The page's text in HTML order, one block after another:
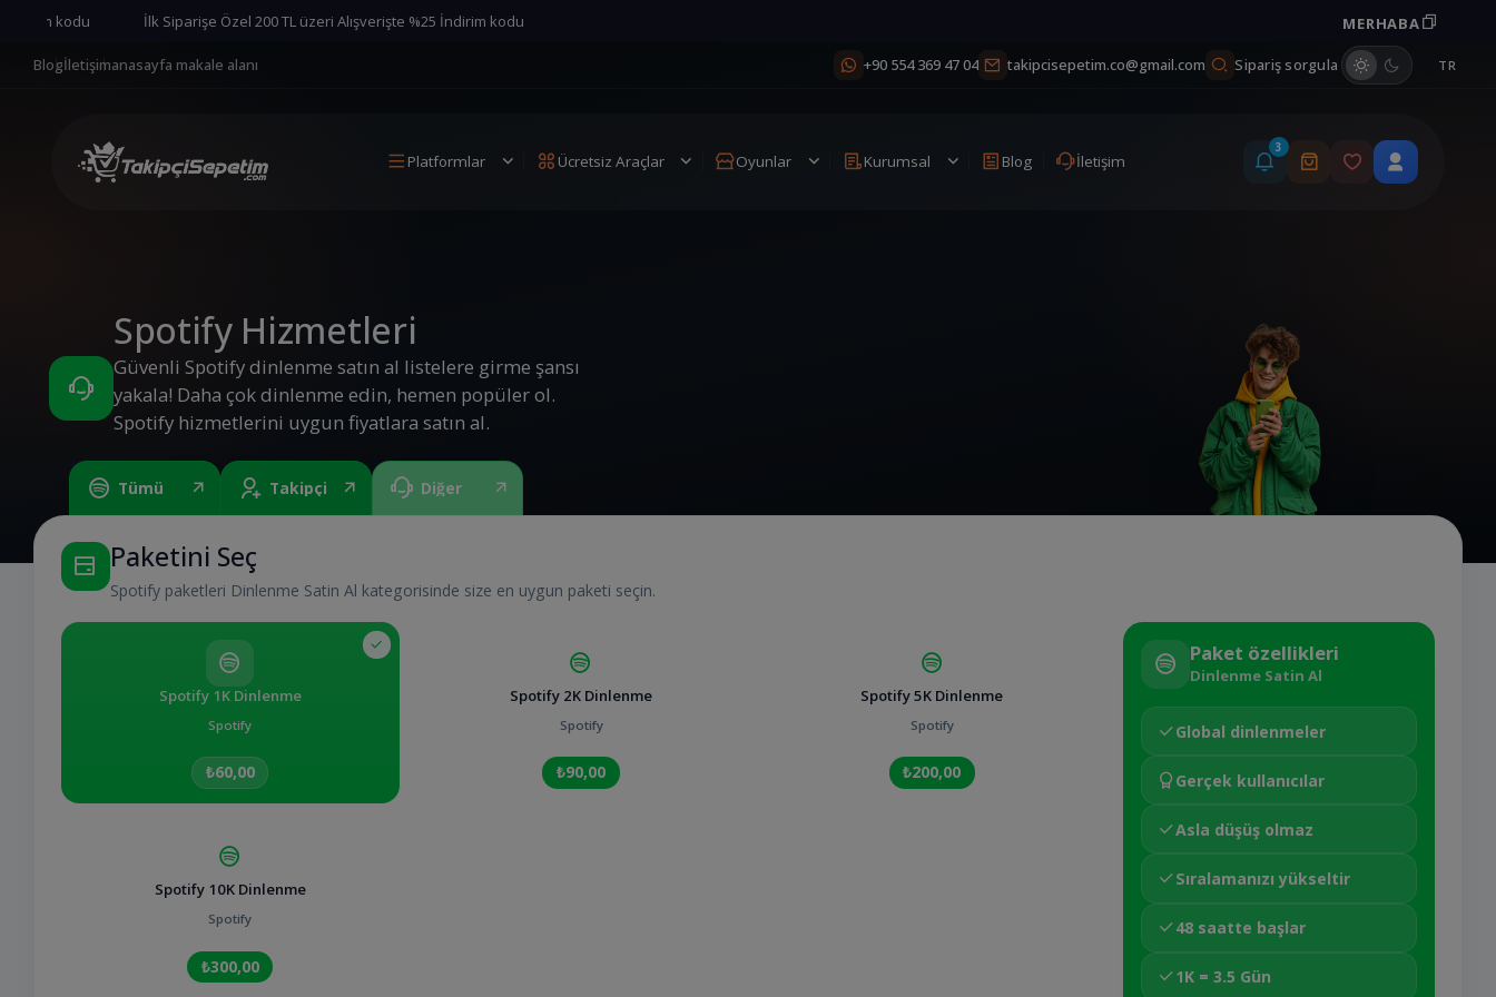
kodu İlk Siparişe Özel 200 TL üzeri Alışverişte %25 İndirim kodu MERHABA
Kuponu kopyala
Blogİletişimanasayfa makale alanı +90 554 369 47 04 takipcisepetim.co@gmail.com Sipariş sorgula TR
Platformlar Ücretsiz Araçlar Oyunlar Kurumsal Blog İletişim
3
Spotify Hizmetleri
Güvenli Spotify dinlenme satın al listelere girme şansı
yakala! Daha çok dinlenme edin, hemen popüler ol.
Spotify hizmetlerini uygun fiyatlara satın al.
Tümü Takipçi Diğer
Paketini Seç
Spotify paketleri Dinlenme Satin Al kategorisinde size en uygun paketi seçin.
Spotify 1K Dinlenme
Spotify
₺60,00
Spotify 2K Dinlenme
Spotify
₺90,00
Spotify 5K Dinlenme
Spotify
₺200,00
Spotify 10K Dinlenme
Spotify
₺300,00
Paket özellikleri
Dinlenme Satin Al
Global dinlenmeler
Gerçek kullanıcılar
Asla düşüş olmaz
Sıralamanızı yükseltir
48 saatte başlar
1K = 3.5 Gün